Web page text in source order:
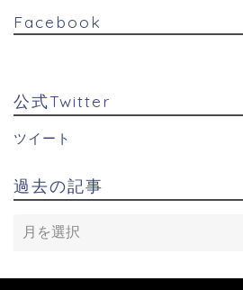
Facebook
公式Twitter
ツイート
過去の記事